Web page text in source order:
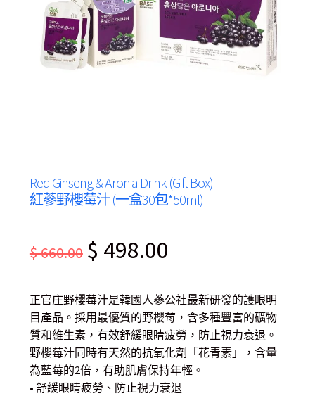
Red Ginseng & Aronia Drink (Gift Box)
紅蔘野櫻莓汁 (一盒30包*50ml)
$660.00 Original
was:
$ 660.00.
$ 498.00
is:
$ 498.00.
正官庄野櫻莓汁是韓國人蔘公社最新研發的護眼明
目產品。採用最優質的野櫻莓，含多種豐富的礦物
質和維生素，有效舒緩眼睛疲勞，防止視力衰退。
野櫻莓汁同時有天然的抗氧化劑「花青素」，含量
為藍莓的2倍，有助肌膚保持年輕。
• 舒緩眼睛疲勞、防止視力衰退